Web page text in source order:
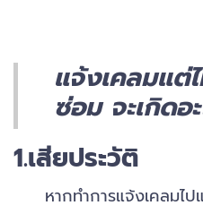
แจ้งเคลมแต่
ซ่อม จะเกิดอ
1.เสียประวัติ
หากทำการแจ้งเคลมไป